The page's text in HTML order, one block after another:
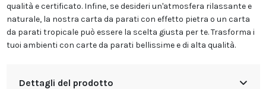
qualità e certificato. Infine, se desideri un'atmosfera rilassante e
naturale, la nostra carta da parati con effetto pietra o un carta
da parati tropicale può essere la scelta giusta per te. Trasforma i
tuoi ambienti con carte da parati bellissime e di alta qualità.
Dettagli del prodotto